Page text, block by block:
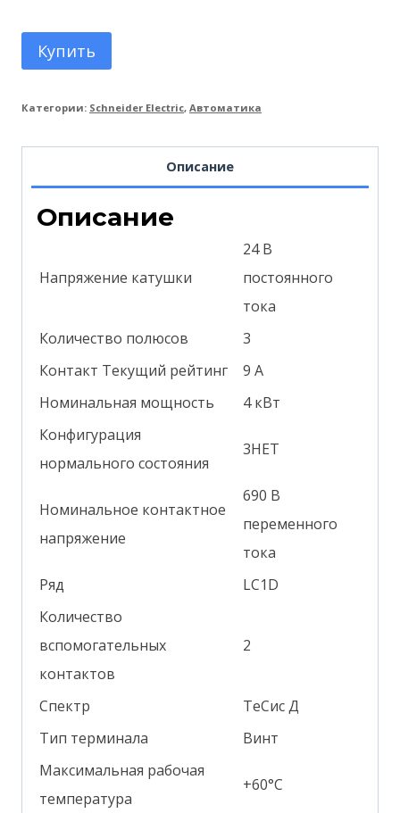
Купить
Категории: Schneider Electric, Автоматика
Описание
Описание
Напряжение катушки
24 В
постоянного
тока
Количество полюсов
3
Контакт Текущий рейтинг
9 А
Номинальная мощность
4 кВт
Конфигурация
нормального состояния
3НЕТ
Номинальное контактное
напряжение
690 В
переменного
тока
Ряд
LC1D
Количество
вспомогательных
контактов
2
Спектр
ТеСис Д
Тип терминала
Винт
Максимальная рабочая
температура
+60°С